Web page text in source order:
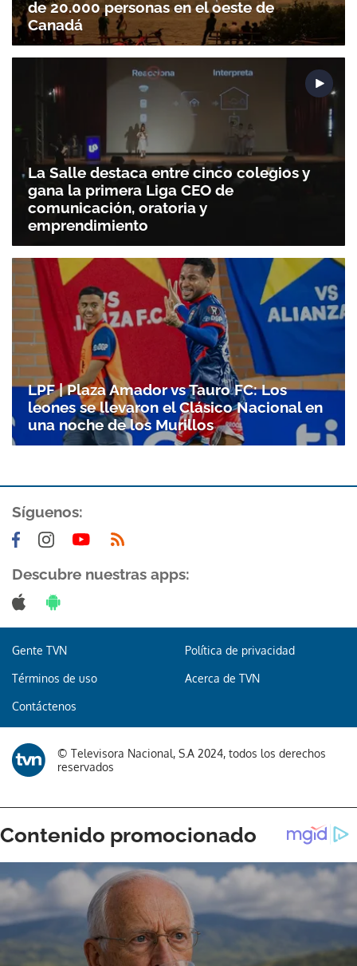
de 20.000 personas en el oeste de
Canadá
La Salle destaca entre cinco colegios y
gana la primera Liga CEO de
comunicación, oratoria y
emprendimiento
LPF | Plaza Amador vs Tauro FC: Los
leones se llevaron el Clásico Nacional en
una noche de los Murillos
Síguenos:
Descubre nuestras apps:
Gente TVN Política de privacidad
Términos de uso Acerca de TVN
Contáctenos
© Televisora Nacional, S.A 2024, todos los derechos
reservados